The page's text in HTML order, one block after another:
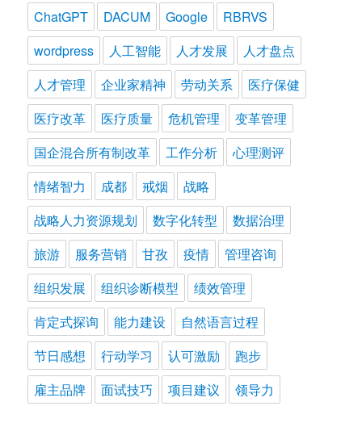
ChatGPT DACUM Google
RBRVS
wordpress
人工智能 人才发展
人才盘点
人才管理
企业家精神 劳动关系
医疗保健
医疗改革
医疗质量 危机管理
变革管理
国企混合所有制改革
工作分析
心理测评
情绪智力
成都 戒烟
战略
战略人力资源规划
数字化转型
数据治理
旅游
服务营销 甘孜 疫情
管理咨询
组织发展
组织诊断模型
绩效管理
肯定式探询
能力建设
自然语言过程
节日感想
行动学习 认可激励
跑步
雇主品牌
面试技巧 项目建议 领导力